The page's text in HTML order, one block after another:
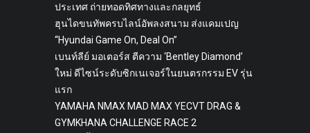
ประเทศ ถ่ายทอดทิศทางและกลยุทธ์
ฮุนไดขนทัพครบไลน์อัพลงสนาม ส่งแคมเปญ
“Hyundai Game On, Deal On”
เบนท์ลีย์ มอเตอร์ส ตีความ ‘Bentley Diamond’
ใหม่ ดีไซน์ระดับซิกเนเจอร์ในยนตรกรรม EV รุ่น
แรก
YAMAHA NMAX MAD MAX YECVT DRAG &
GYMKHANA CHALLENGE RACE 2